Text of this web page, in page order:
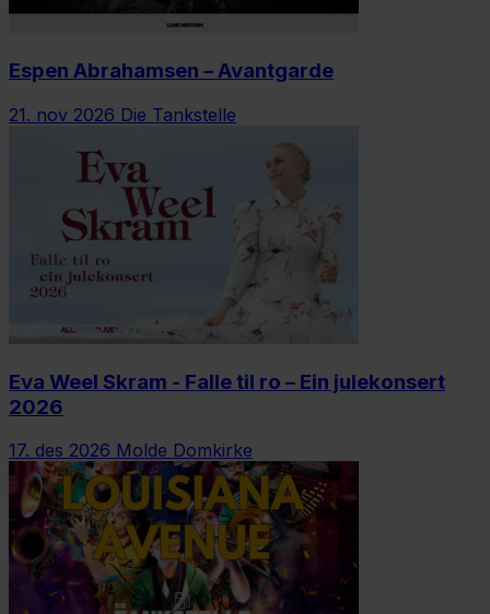
Espen Abrahamsen – Avantgarde
21. nov 2026 Die Tankstelle
Eva Weel Skram - Falle til ro – Ein julekonsert
2026
17. des 2026 Molde Domkirke